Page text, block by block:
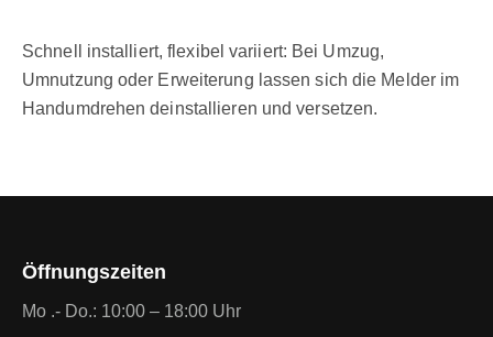
Schnell installiert, flexibel variiert: Bei Umzug,
Umnutzung oder Erweiterung lassen sich die Melder im
Handumdrehen deinstallieren und versetzen.
Öffnungszeiten
Mo .- Do.: 10:00 – 18:00 Uhr